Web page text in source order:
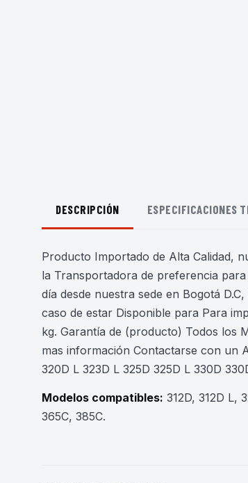
DESCRIPCIÓN ESPECIFICACIONES
Producto Importado de Alta Calidad,
la Transportadora de preferencia
día desde nuestra sede en Bogotá
caso de estar Disponible para Para
kg. Garantía de (producto) Todos los
mas información Contactarse con un
320D L 323D L 325D 325D L 330D
Modelos compatibles: 312D, 312D L,
365C, 385C.